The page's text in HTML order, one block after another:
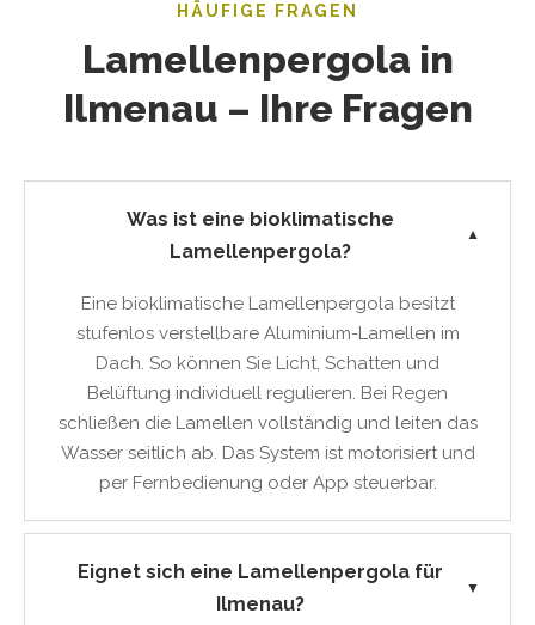
HÄUFIGE FRAGEN
Lamellenpergola in
Ilmenau – Ihre Fragen
Was ist eine bioklimatische
Lamellenpergola?
▼
Eine bioklimatische Lamellenpergola besitzt
stufenlos verstellbare Aluminium-Lamellen im
Dach. So können Sie Licht, Schatten und
Belüftung individuell regulieren. Bei Regen
schließen die Lamellen vollständig und leiten das
Wasser seitlich ab. Das System ist motorisiert und
per Fernbedienung oder App steuerbar.
Eignet sich eine Lamellenpergola für
Ilmenau?
▼